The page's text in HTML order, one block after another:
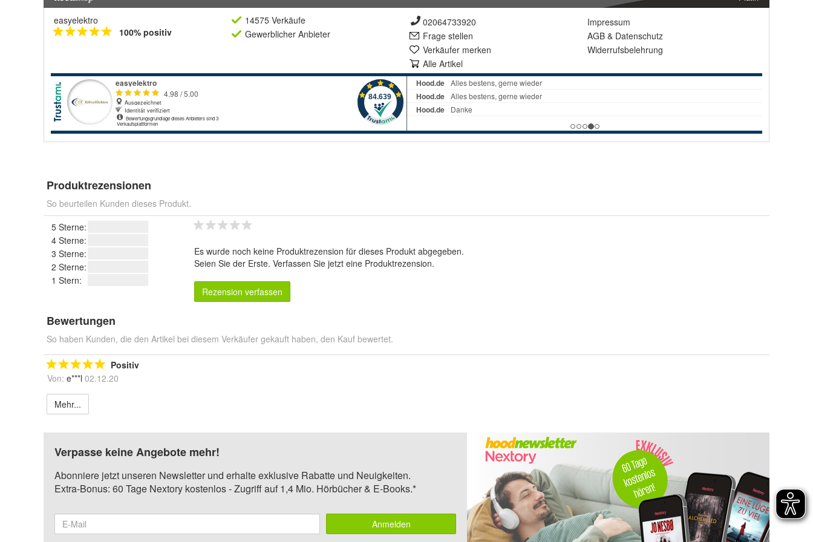
easyelektro
100% positiv
14575 Verkäufe
Gewerblicher Anbieter
02064733920
Frage stellen
Verkäufer merken
Alle Artikel
Impressum
AGB & Datenschutz
Widerrufsbelehrung
Produktrezensionen
So beurteilen Kunden dieses Produkt.
5 Sterne:
4 Sterne:
3 Sterne:
2 Sterne:
1 Stern:
Es wurde noch keine Produktrezension für dieses Produkt abgegeben.
Seien Sie der Erste. Verfassen Sie jetzt eine Produktrezension.
Rezension verfassen
Bewertungen
So haben Kunden, die den Artikel bei diesem Verkäufer gekauft haben, den Kauf bewertet.
Positiv
Von: e***l 02.12.20
Mehr...
Verpasse keine Angebote mehr!
Abonniere jetzt unseren Newsletter und erhalte exklusive Rabatte und Neuigkeiten.
Extra-Bonus: 60 Tage Nextory kostenlos - Zugriff auf 1,4 Mio. Hörbücher & E-Books.*
Anmelden